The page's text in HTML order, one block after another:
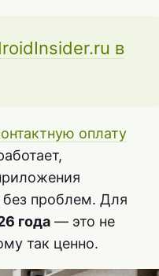
в
оплату
проблем. Для
года — это не
так ценно.